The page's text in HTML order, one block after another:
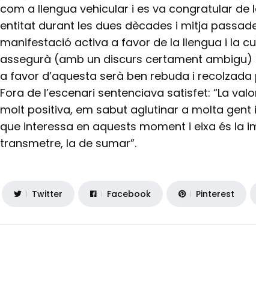
com a llengua vehicular i es va congratular de
entitat durant les dues dècades i mitja
manifestació activa a favor de la llengua i la
assegurà (amb un discurs certament ambigu)
a favor d’aquesta serà ben rebuda i recolzada
Fora de l’escenari sentenciava satisfet: “La
molt positiva, em sabut aglutinar a molta gent
que interessa en aquests moment i eixa és la
transmetre, la de sumar”.
Twitter Facebook Pinterest